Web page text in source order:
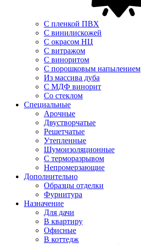
С пленкой ПВХ
С винилискожей
С окрасом НЦ
С витражом
С виноритом
С порошковым напылением
Из массива дуба
С МДФ винорит
Со стеклом
Специальные
Арочные
Двустворчатые
Решетчатые
Утепленные
Шумоизоляционные
С терморазрывом
Непромерзающие
Дополнительно
Образцы отделки
Фурнитура
Назначение
Для дачи
В квартиру
Офисные
В коттедж